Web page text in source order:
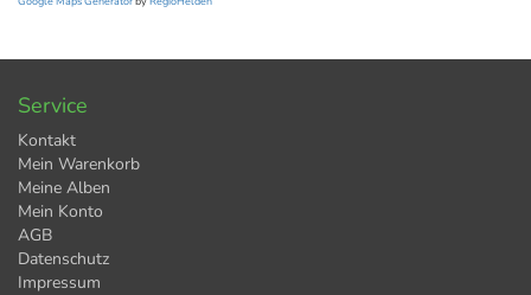
Service
Kontakt
Mein Warenkorb
Meine Alben
Mein Konto
AGB
Datenschutz
Impressum